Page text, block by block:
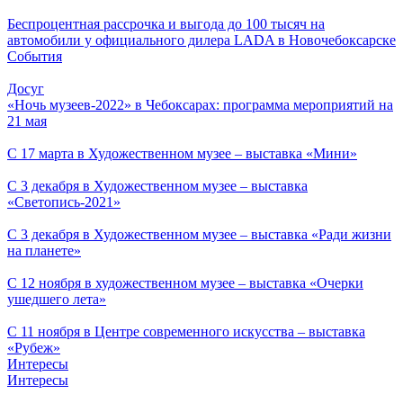
Беспроцентная рассрочка и выгода до 100 тысяч на
автомобили у официального дилера LADA в Новочебоксарске
События
Досуг
«Ночь музеев-2022» в Чебоксарах: программа мероприятий на
21 мая
С 17 марта в Художественном музее – выставка «Мини»
С 3 декабря в Художественном музее – выставка
«Светопись-2021»
С 3 декабря в Художественном музее – выставка «Ради жизни
на планете»
С 12 ноября в художественном музее – выставка «Очерки
ушедшего лета»
С 11 ноября в Центре современного искусства – выставка
«Рубеж»
Интересы
Интересы